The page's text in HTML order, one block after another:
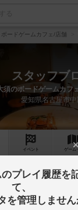
ボードゲームカフェ/店舗
スタッフブ
須のボードゲームカフ
愛知県名古屋市中
イベント ゲーム
から相席希望
プレイ履歴を
て、
を管理しません